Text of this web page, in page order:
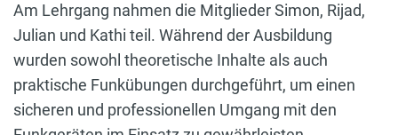
Am Lehrgang nahmen die Mitglieder Simon, Rijad,
Julian und Kathi teil. Während der Ausbildung
wurden sowohl theoretische Inhalte als auch
praktische Funkübungen durchgeführt, um einen
sicheren und professionellen Umgang mit den